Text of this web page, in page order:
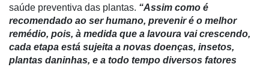
Agenda
Agricultura
Precisão
saúde preventiva das plantas. “Assim como é
recomendado ao ser humano, prevenir é o melhor
remédio, pois, à medida que a lavoura vai crescendo,
cada etapa está sujeita a novas doenças, insetos,
plantas daninhas, e a todo tempo diversos fatores